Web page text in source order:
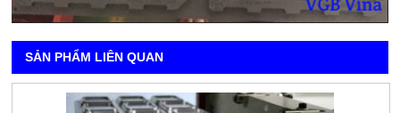
SẢN PHẨM LIÊN QUAN